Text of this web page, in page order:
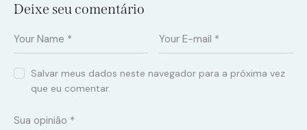
Deixe seu comentário
Salvar meus dados neste navegador para a próxima vez
que eu comentar.